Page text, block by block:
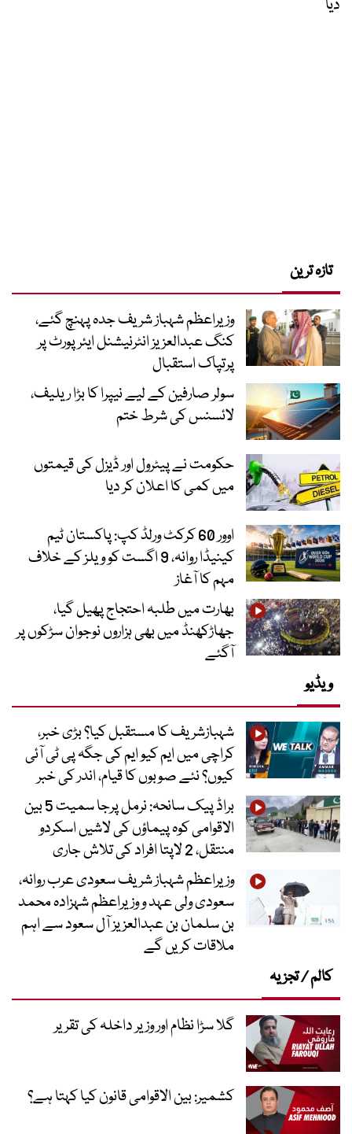
دیا
تازہ ترین
وزیراعظم شہباز شریف جدہ پہنچ گئے،
کنگ عبدالعزیز انٹرنیشنل ایئر پورٹ پر
پرتپاک استقبال
سولر صارفین کے لیے نیپرا کا بڑا ریلیف،
لائسنس کی شرط ختم
حکومت نے پیٹرول اور ڈیزل کی قیمتوں
میں کمی کا اعلان کر دیا
اوور 60 کرکٹ ورلڈ کپ: پاکستان ٹیم
کینیڈا روانہ، 9 اگست کو ویلز کے خلاف
مہم کا آغاز
بھارت میں طلبہ احتجاج پھیل گیا،
جھاڑکھنڈ میں بھی ہزاروں نوجوان سڑکوں پر
آگئے
ویڈیو
شہبازشریف کا مستقبل کیا؟ بڑی خبر،
کراچی میں ایم کیو ایم کی جگہ پی ٹی آئی
کیوں؟ نئے صوبوں کا قیام، اندر کی خبر
براڈ پیک سانحہ: نرمل پرجا سمیت 5 بین
الاقوامی کوہ پیماؤں کی لاشیں اسکردو
منتقل، 2 لاپتا افراد کی تلاش جاری
وزیراعظم شہباز شریف سعودی عرب روانہ،
سعودی ولی عہد و وزیراعظم شہزادہ محمد
بن سلمان بن عبدالعزیز آل سعود سے اہم
ملاقات کریں گے
کالم / تجزیہ
گلا سڑا نظام اور وزیر داخلہ کی تقریر
کشمیر: بین الاقوامی قانون کیا کہتا ہے؟